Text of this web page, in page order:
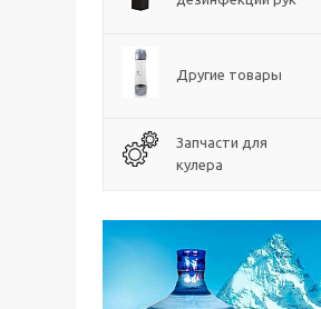
Другие товары
Запчасти для
кулера